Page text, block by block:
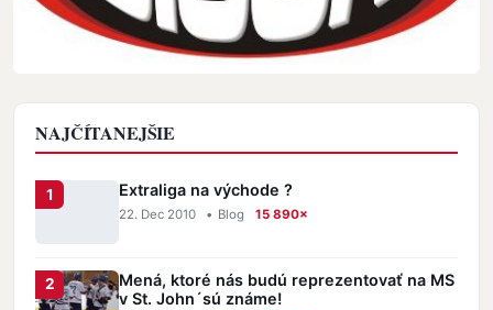
NAJČÍTANEJŠIE
Extraliga na východe ?
22. Dec 2010 • Blog 15 890×
Mená, ktoré nás budú reprezentovať na MS
v St. John´sú známe!